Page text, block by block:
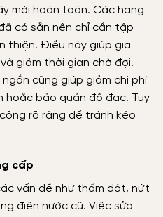
mới hoàn toàn. Các hạng
có sẵn nên chỉ cần tập
thiện. Điều này giúp gia
giảm thời gian chờ đợi.
cũng giúp giảm chi phí
hoặc bảo quản đồ đạc. Tuy
rõ ràng để tránh kéo
cấp
vấn đề như thấm dột, nứt
điện nước cũ. Việc sửa